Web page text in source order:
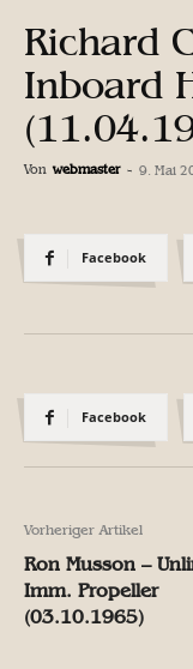
Richard
Inboard
Von webmaster - 9. Mai
Facebook
Facebook
Vorheriger Artikel
Ron Musson –
Imm. Propeller
(03.10.1965)